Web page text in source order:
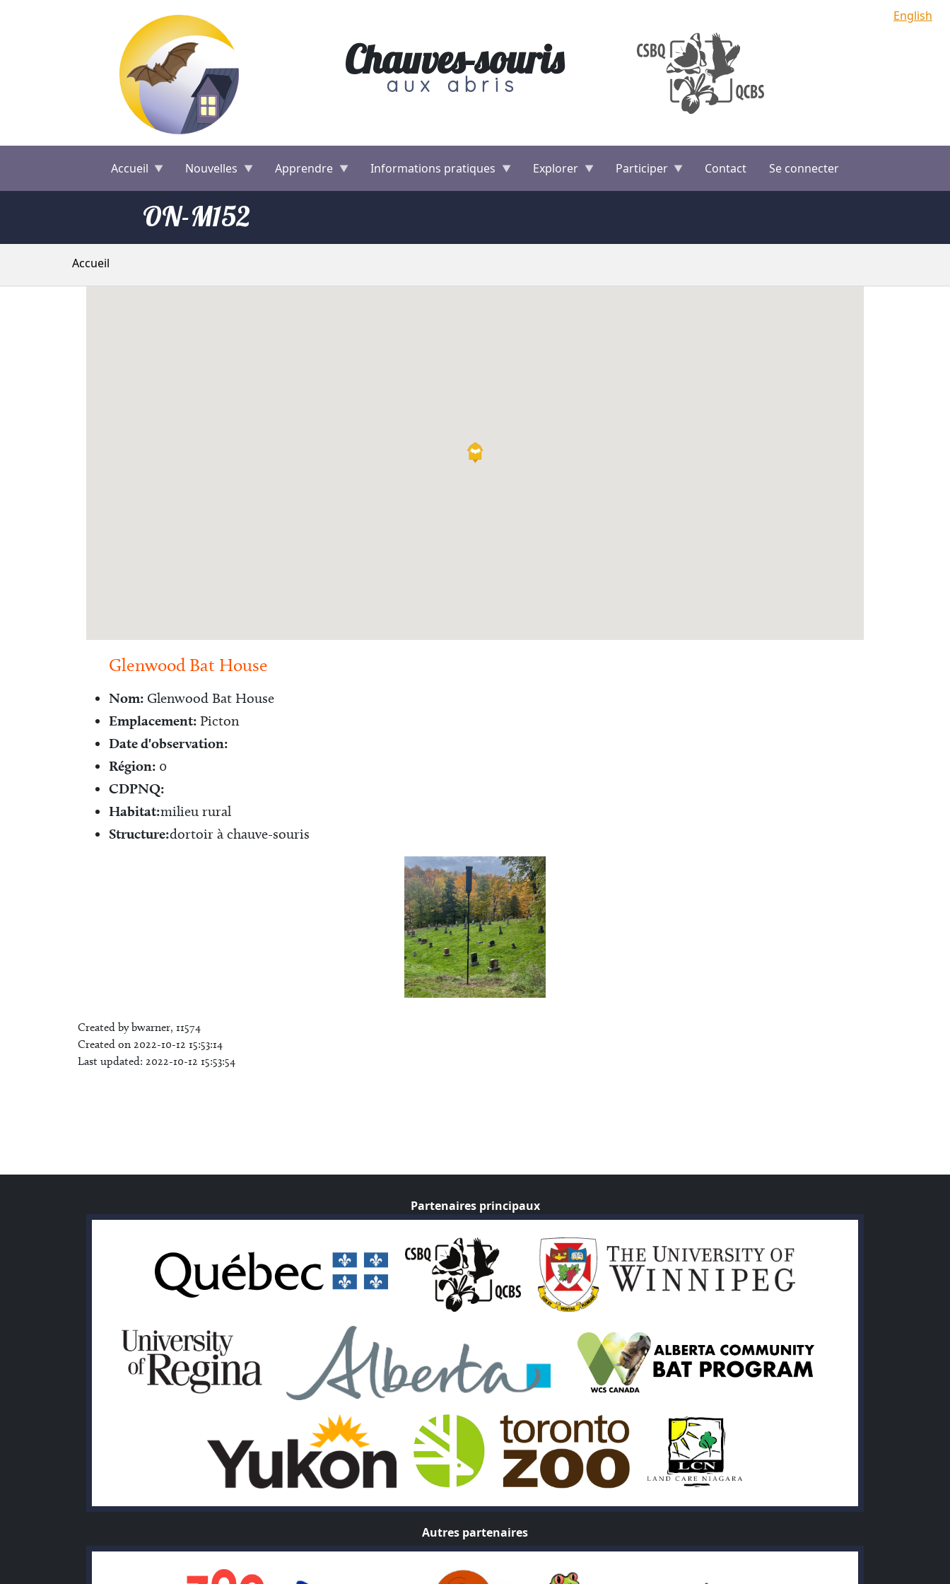
English
Chauves-souris
aux abris
Accueil Nouvelles Apprendre Informations pratiques Explorer Participer Contact Se connecter
ON-M152
Fil d'Ariane
Accueil
Glenwood Bat House
Nom: Glenwood Bat House
Emplacement: Picton
Date d'observation:
Région: 0
CDPNQ:
Habitat:milieu rural
Structure:dortoir à chauve-souris
Created by bwarner, 11574
Created on 2022-10-12 15:53:14
Last updated: 2022-10-12 15:53:54
Partenaires principaux
Autres partenaires